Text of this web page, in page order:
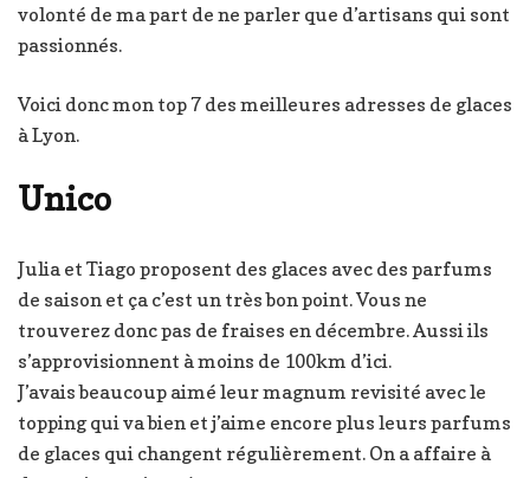
volonté de ma part de ne parler que d’artisans qui sont
passionnés.
Voici donc mon top 7 des meilleures adresses de glaces
à Lyon.
Unico
Julia et Tiago proposent des glaces avec des parfums
de saison et ça c’est un très bon point. Vous ne
trouverez donc pas de fraises en décembre. Aussi ils
s’approvisionnent à moins de 100km d’ici.
J’avais beaucoup aimé leur magnum revisité avec le
topping qui va bien et j’aime encore plus leurs parfums
de glaces qui changent régulièrement. On a affaire à